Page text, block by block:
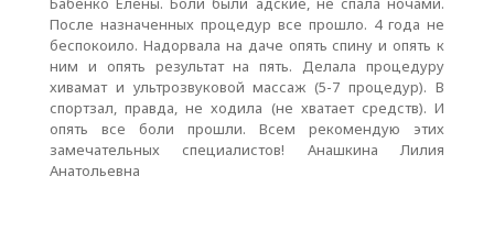
После назначенных процедур все прошло. 4 года не
беспокоило. Надорвала на даче опять спину и опять к
ним и опять результат на пять. Делала процедуру
хивамат и ультрозвуковой массаж (5-7 процедур). В
спортзал, правда, не ходила (не хватает средств). И
опять все боли прошли. Всем рекомендую этих
замечательных специалистов! Анашкина Лилия
Анатольевна